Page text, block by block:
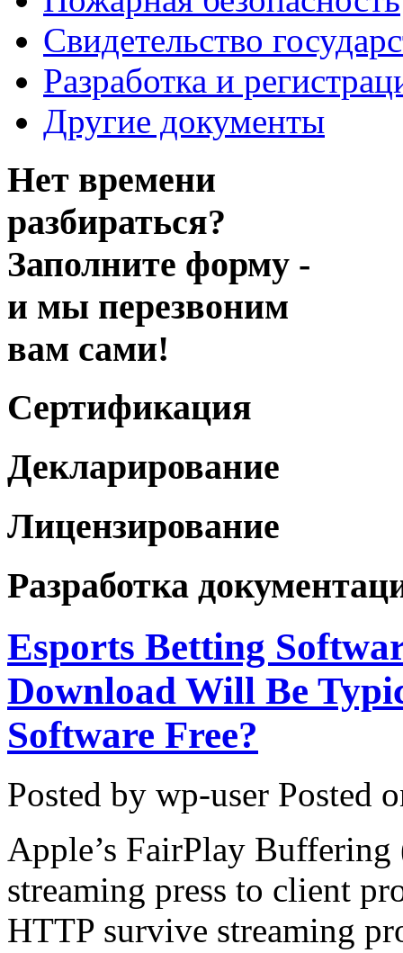
Свидетельство
Разработка и
Другие документы
Нет времени
разбираться?
Заполните форму -
и мы перезвоним
вам сами!
Сертификация
Декларирование
Лицензирование
Разработка
Esports Betting
Download Will Be
Software Free?
Posted by wp-user Posted
Apple’s FairPlay
streaming press to client
HTTP survive streaming